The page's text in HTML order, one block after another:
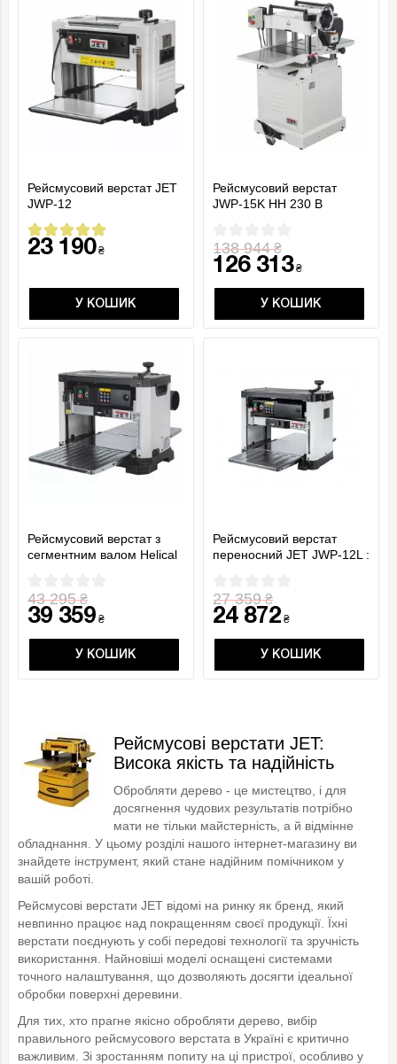
Рейсмусовий верстат JET
JWP-12
23 190₴
У КОШИК
Рейсмусовий верстат
JWP-15K HH 230 В
138 944₴
126 313₴
У КОШИК
Рейсмусовий верстат з
сегментним валом Helical
43 295₴
39 359 ₴
У КОШИК
Рейсмусовий верстат
переносний JET JWP-12L :
27 359₴
24 872 ₴
У КОШИК
Рейсмусові верстати JET:
Висока якість та надійність
Обробляти дерево - це мистецтво, і для
досягнення чудових результатів потрібно
мати не тільки майстерність, а й відмінне
обладнання. У цьому розділі нашого інтернет-магазину ви
знайдете інструмент, який стане надійним помічником у
вашій роботі.
Рейсмусові верстати JET відомі на ринку як бренд, який
невпинно працює над покращенням своєї продукції. Їхні
верстати поєднують у собі передові технології та зручність
використання. Найновіші моделі оснащені системами
точного налаштування, що дозволяють досягти ідеальної
обробки поверхні деревини.
Для тих, хто прагне якісно обробляти дерево, вибір
правильного рейсмусового верстата в Україні є критично
важливим. Зі зростанням попиту на ці пристрої, особливо у